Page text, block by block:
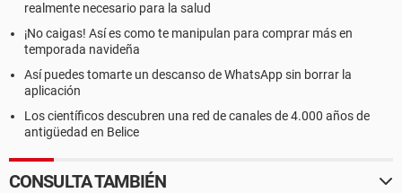
realmente necesario para la salud
¡No caigas! Así es como te manipulan para comprar más en
temporada navideña
Así puedes tomarte un descanso de WhatsApp sin borrar la
aplicación
Los científicos descubren una red de canales de 4.000 años de
antigüedad en Belice
CONSULTA TAMBIÉN